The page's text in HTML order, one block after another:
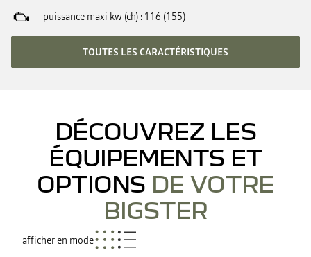
puissance maxi kw (ch) 116 (155)
TOUTES LES CARACTÉRISTIQUES
DÉCOUVREZ LES
ÉQUIPEMENTS ET
OPTIONS DE VOTRE
BIGSTER
afficher en mode